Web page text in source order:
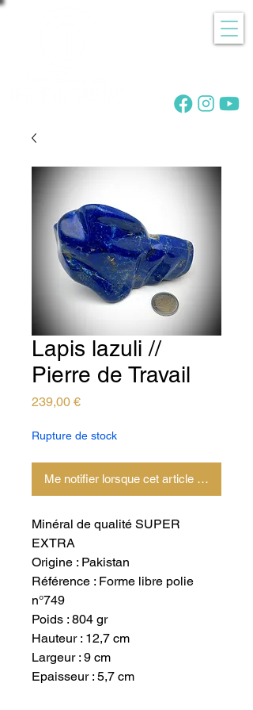
Lapis lazuli //
Pierre de Travail
239,00 €Prix
Rupture de stock
Me notifier lorsque cet article est
Minéral de qualité SUPER
EXTRA
Origine : Pakistan
Référence : Forme libre polie
n°749
Poids : 804 gr
Hauteur : 12,7 cm
Largeur : 9 cm
Epaisseur : 5,7 cm